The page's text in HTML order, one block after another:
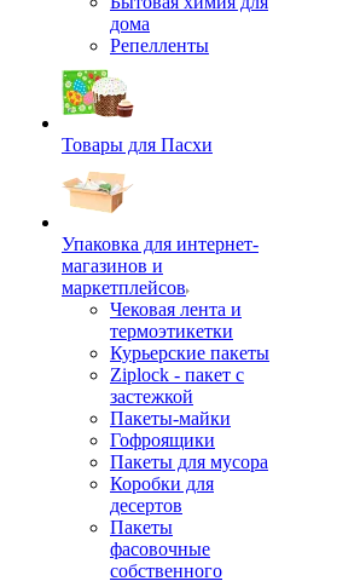
дома
Репелленты
Товары для Пасхи
Упаковка для интернет-
магазинов и
маркетплейсов
Чековая лента и
термоэтикетки
Курьерские пакеты
Ziplock - пакет с
застежкой
Пакеты-майки
Гофроящики
Пакеты для мусора
Коробки для
десертов
Пакеты
фасовочные
собственного